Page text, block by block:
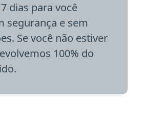
dias para você
segurança e sem
Se você não estiver
100% do